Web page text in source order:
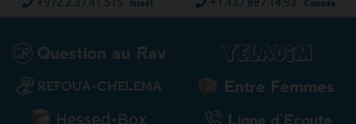
Israël Canada